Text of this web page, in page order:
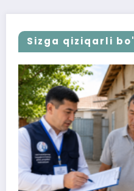
Sizga qiziqarli